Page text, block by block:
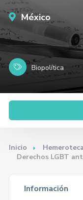
México
Biopolítica
Inicio
Hemeroteca
Derechos LGBT
Información